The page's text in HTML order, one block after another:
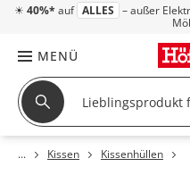
☀ 40%* auf ALLES – außer
MENÜ
Kissen Kissenhüllen